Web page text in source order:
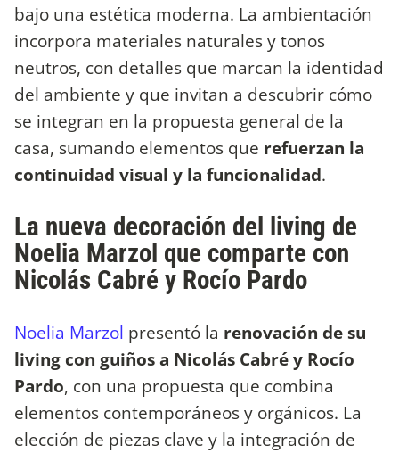
bajo una estética moderna. La ambientación
incorpora materiales naturales y tonos
neutros, con detalles que marcan la identidad
del ambiente y que invitan a descubrir cómo
se integran en la propuesta general de la
casa, sumando elementos que refuerzan la
continuidad visual y la funcionalidad.
La nueva decoración del living de
Noelia Marzol que comparte con
Nicolás Cabré y Rocío Pardo
Noelia Marzol presentó la renovación de su
living con guiños a Nicolás Cabré y Rocío
Pardo, con una propuesta que combina
elementos contemporáneos y orgánicos. La
elección de piezas clave y la integración de